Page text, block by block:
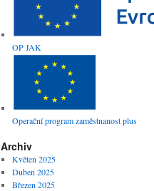
OP JAK
Operační program zaměstnanost plus
Archiv
Květen 2025
Duben 2025
Březen 2025